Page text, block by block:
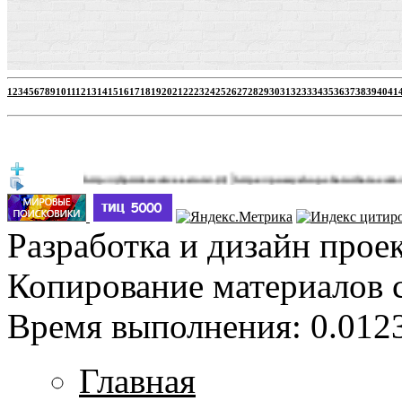
1234567891011121314151617181920212223242526272829303132333435363738394041
http://jbprimecurves.store/(3)|https://pussyshop.chaturbate.com/male-
Разработка и дизайн
Копирование материалов
Время выполнения:
Главная